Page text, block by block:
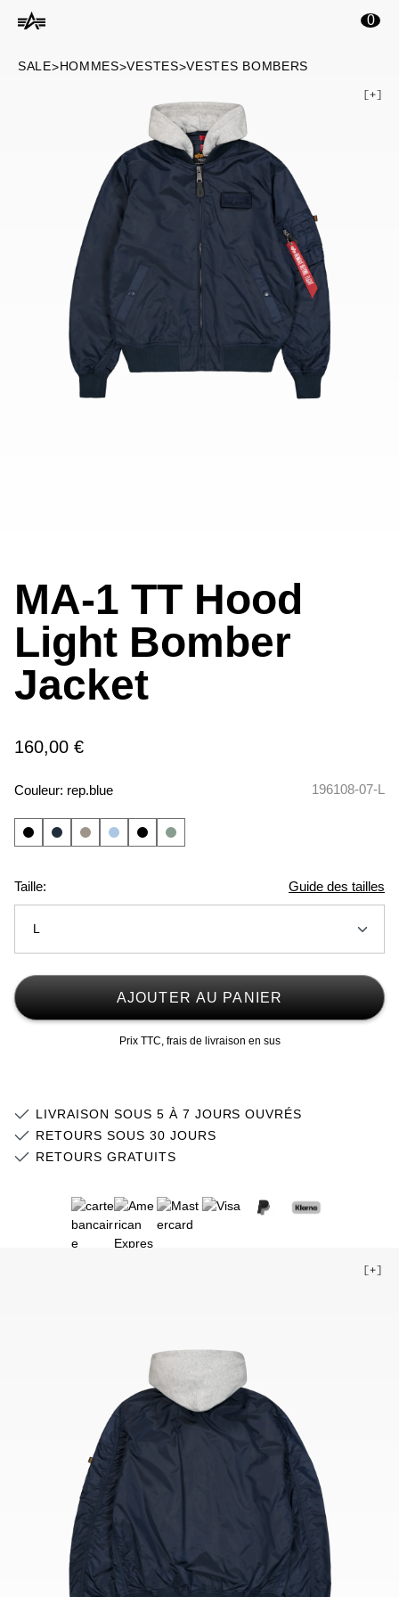
principal 0
SALE>HOMMES>VESTES>VESTES BOMBERS
MA-1 TT Hood
Light Bomber
Jacket
160,00 €
Couleur: rep.blue 196108-07-L
Taille: Guide des tailles
L
S Stock faible
XL
AJOUTER AU PANIER
Prix TTC, frais de livraison en sus
LIVRAISON SOUS 5 À 7 JOURS OUVRÉS
RETOURS SOUS 30 JOURS
RETOURS GRATUITS